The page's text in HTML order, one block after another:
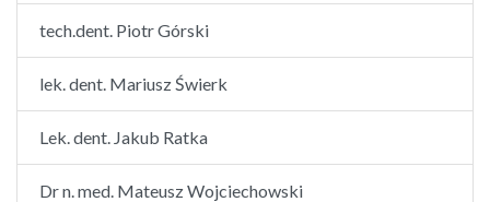
tech.dent. Piotr Górski
lek. dent. Mariusz Świerk
Lek. dent. Jakub Ratka
Dr n. med. Mateusz Wojciechowski